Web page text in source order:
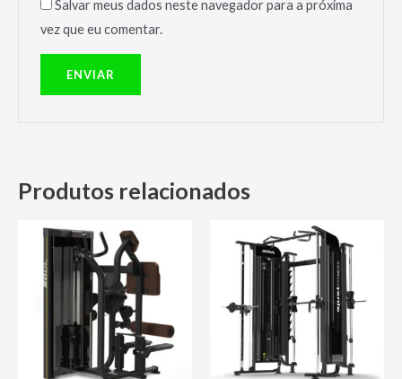
Salvar meus dados neste navegador para a próxima
vez que eu comentar.
Produtos relacionados